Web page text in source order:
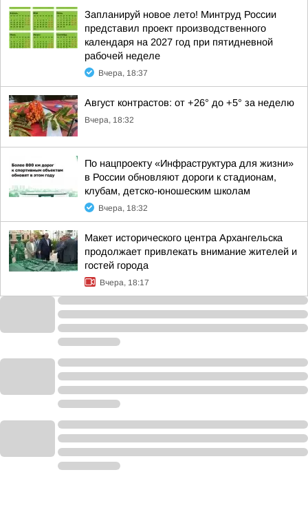
Запланируй новое лето! Минтруд России
представил проект производственного
календаря на 2027 год при пятидневной
рабочей неделе
Вчера, 18:37
Август контрастов: от +26° до +5° за неделю
Вчера, 18:32
По нацпроекту «Инфраструктура для жизни»
в России обновляют дороги к стадионам,
клубам, детско-юношеским школам
Вчера, 18:32
Макет исторического центра Архангельска
продолжает привлекать внимание жителей и
гостей города
Вчера, 18:17